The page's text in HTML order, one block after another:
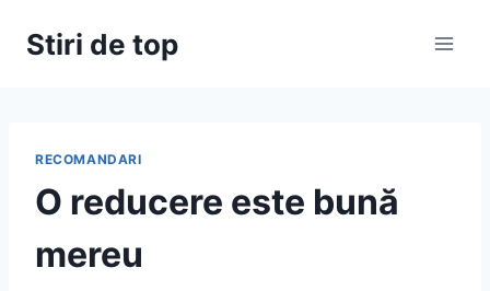
Stiri de top
RECOMANDARI
O reducere este bună
mereu